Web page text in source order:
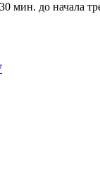
мин. до начала